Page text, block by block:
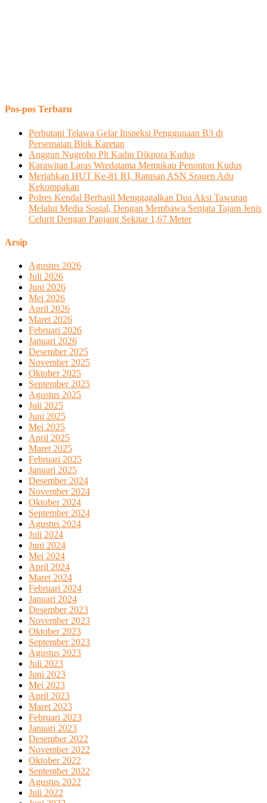
Pos-pos Terbaru
Perhutani Telawa Gelar Inspeksi Penggunaan B3 di
Persemaian Blok Karetan
Anggun Nugroho Plt Kadin Dikpora Kudus
Karawitan Laras Wredatama Memukau Penonton Kudus
Meriahkan HUT Ke-81 RI, Ratusan ASN Sragen Adu
Kekompakan
Polres Kendal Berhasil Menggagalkan Dua Aksi Tawuran
Melalui Media Sosial, Dengan Membawa Senjata Tajam Jenis
Celurit Dengan Panjang Sekitar 1,67 Meter
Arsip
Agustus 2026
Juli 2026
Juni 2026
Mei 2026
April 2026
Maret 2026
Februari 2026
Januari 2026
Desember 2025
November 2025
Oktober 2025
September 2025
Agustus 2025
Juli 2025
Juni 2025
Mei 2025
April 2025
Maret 2025
Februari 2025
Januari 2025
Desember 2024
November 2024
Oktober 2024
September 2024
Agustus 2024
Juli 2024
Juni 2024
Mei 2024
April 2024
Maret 2024
Februari 2024
Januari 2024
Desember 2023
November 2023
Oktober 2023
September 2023
Agustus 2023
Juli 2023
Juni 2023
Mei 2023
April 2023
Maret 2023
Februari 2023
Januari 2023
Desember 2022
November 2022
Oktober 2022
September 2022
Agustus 2022
Juli 2022